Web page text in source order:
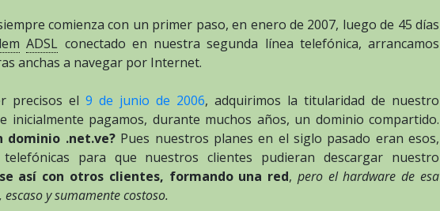
comienza con un primer paso, en enero de 2007, luego de 45 días
ADSL conectado en nuestra segunda línea telefónica, arrancamos
anchas a navegar por Internet.
precisos el 9 de junio de 2006, adquirimos la titularidad de nuestro
inicialmente pagamos, durante muchos años, un dominio compartido.
dominio .net.ve?Pues nuestros planes en el siglo pasado eran esos,
para que nuestros clientes pudieran descargar nuestro
así con otros clientes, formando una red, pero el hardware de esa
y sumamente costoso.